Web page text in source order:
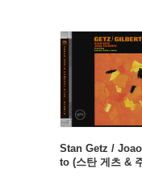
Stan Getz /
to (스탄 게츠 &